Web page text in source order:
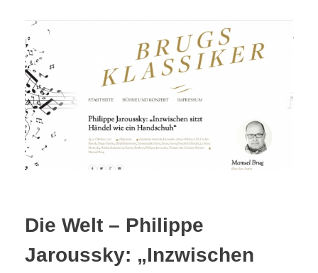
Die Welt – Philippe
Jaroussky: „Inzwischen